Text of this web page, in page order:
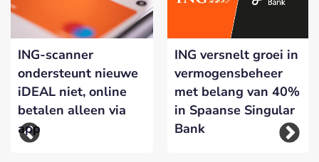
ING-scanner
ondersteunt nieuwe
iDEAL niet, online
betalen alleen via
app
ING versnelt groei in
vermogensbeheer
met belang van 40%
in Spaanse Singular
Bank